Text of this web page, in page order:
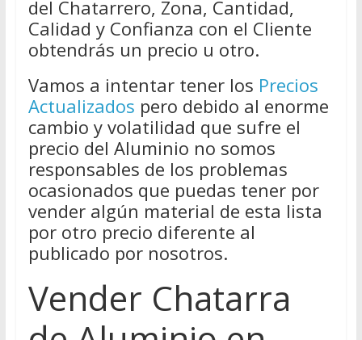
del Chatarrero, Zona, Cantidad,
Calidad y Confianza con el Cliente
obtendrás un precio u otro.
Vamos a intentar tener los Precios
Actualizados pero debido al enorme
cambio y volatilidad que sufre el
precio del Aluminio no somos
responsables de los problemas
ocasionados que puedas tener por
vender algún material de esta lista
por otro precio diferente al
publicado por nosotros.
Vender Chatarra